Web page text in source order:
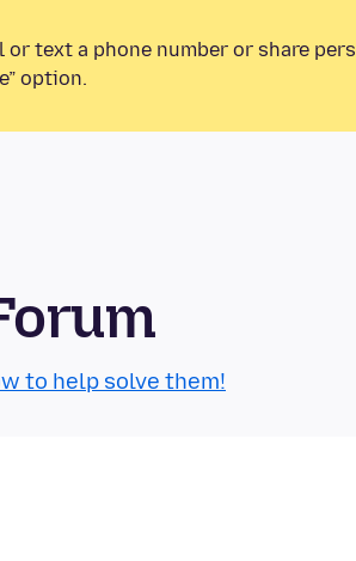
or text a phone number or share
option.
to help solve them!